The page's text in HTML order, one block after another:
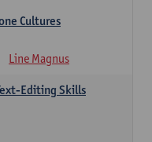
Cultures
Line Magnus
Editing Skills